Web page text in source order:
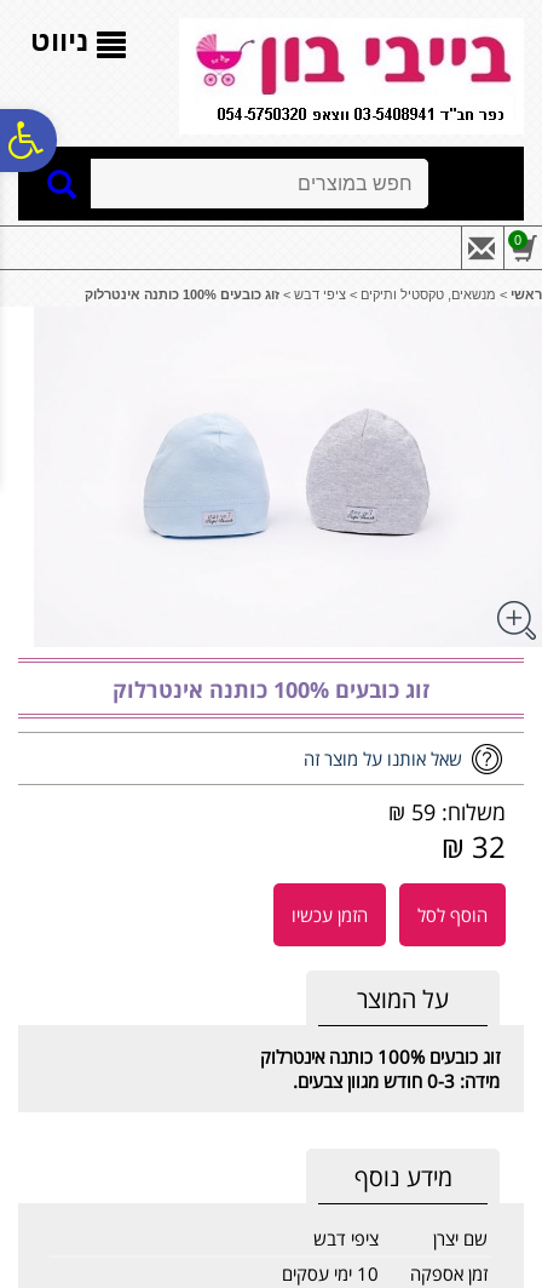
נגישות
אתר
המרכזי
ניווט
0
ראשי > מנשאים, טקסטיל ותיקים > ציפי דבש > זוג כובעים 100% כותנה אינטרלוק
זוג כובעים 100% כותנה אינטרלוק
שאל אותנו על מוצר זה
משלוח: 59 ₪
32 ₪
הוסף לסל הזמן עכשיו
על המוצר
זוג כובעים 100% כותנה אינטרלוק
מידה: 0-3 חודש מגוון צבעים.
מידע נוסף
שם יצרן
ציפי דבש
זמן אספקה
10 ימי עסקים